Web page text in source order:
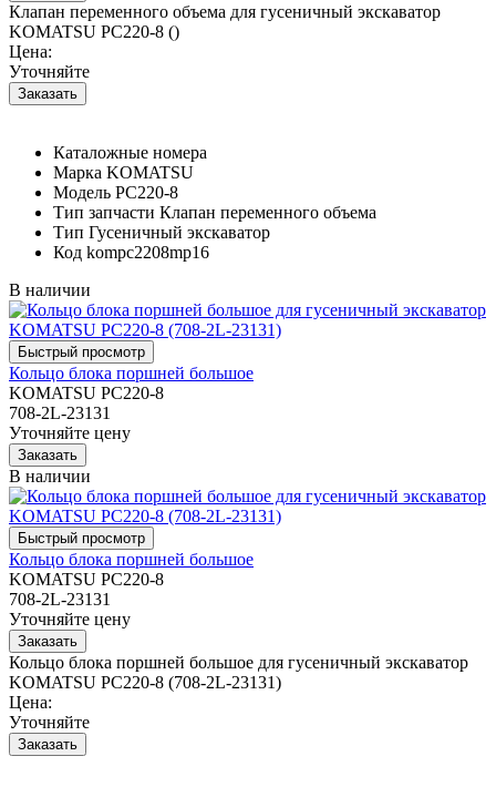
Клапан переменного объема для гусеничный экскаватор
KOMATSU PC220-8 ()
Цена:
Уточняйте
Каталожные номера
Марка KOMATSU
Модель PC220-8
Тип запчасти Клапан переменного объема
Тип Гусеничный экскаватор
Код kompc2208mp16
В наличии
Кольцо блока поршней большое
KOMATSU PC220-8
708-2L-23131
Уточняйте цену
В наличии
Кольцо блока поршней большое
KOMATSU PC220-8
708-2L-23131
Уточняйте цену
Кольцо блока поршней большое для гусеничный экскаватор
KOMATSU PC220-8 (708-2L-23131)
Цена:
Уточняйте